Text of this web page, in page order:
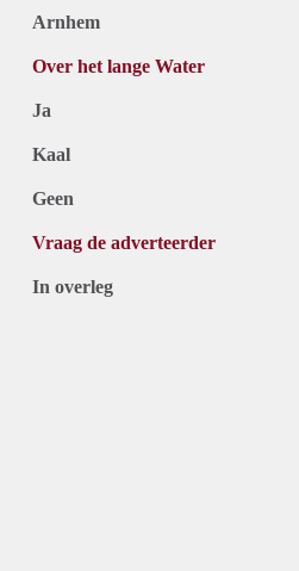
Arnhem
Over het lange Water
Ja
Kaal
Geen
Vraag de adverteerder
In overleg